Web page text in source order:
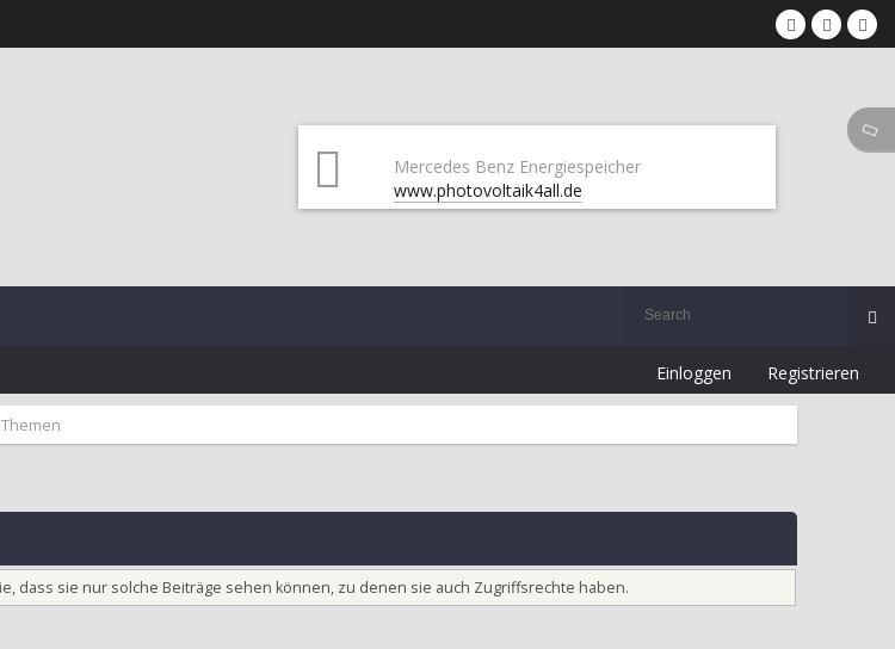
Mercedes Benz Energiespeicher
www.photovoltaik4all.de
Einloggen Registrieren
Themen
dass sie nur solche Beiträge sehen können, zu denen sie auch Zugriffsrechte haben.